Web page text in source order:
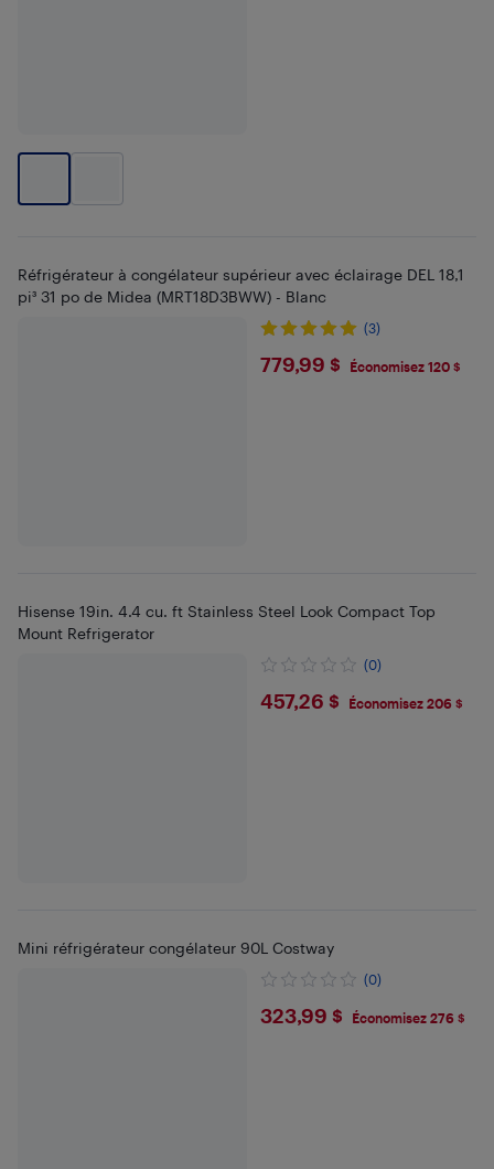
Réfrigérateur à congélateur supérieur avec éclairage DEL 18,1
pi³ 31 po de Midea (MRT18D3BWW) - Blanc
(3)
$779.99
779,99 $ Économisez 120 $
Hisense 19in. 4.4 cu. ft Stainless Steel Look Compact Top
Mount Refrigerator
(0)
$457.26
457,26 $ Économisez 206 $
Mini réfrigérateur congélateur 90L Costway
(0)
$323.99
323,99 $ Économisez 276 $